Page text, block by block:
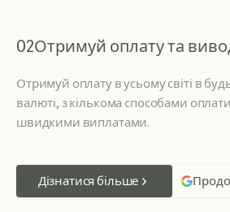
02Отримуй оплату та
Отримуй оплату в усьому світі в
валюті, з кількома способами
швидкими виплатами.
Дізнатися більше